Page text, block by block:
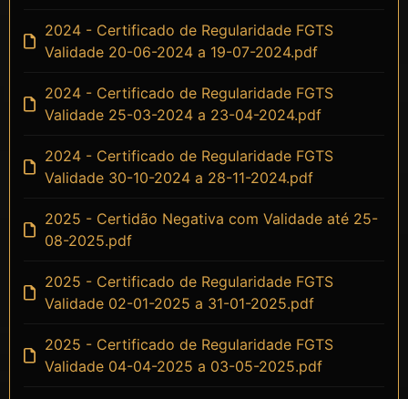
2024 - Certificado de Regularidade FGTS
Validade 20-06-2024 a 19-07-2024.pdf
2024 - Certificado de Regularidade FGTS
Validade 25-03-2024 a 23-04-2024.pdf
2024 - Certificado de Regularidade FGTS
Validade 30-10-2024 a 28-11-2024.pdf
2025 - Certidão Negativa com Validade até 25-
08-2025.pdf
2025 - Certificado de Regularidade FGTS
Validade 02-01-2025 a 31-01-2025.pdf
2025 - Certificado de Regularidade FGTS
Validade 04-04-2025 a 03-05-2025.pdf